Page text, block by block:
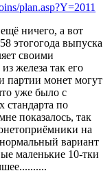
plan.asp?Y=2011
ничего, а вот
этогогода выпуска
своими
железа так его
партии монет могут
уже было с
по
показалось, так
на
вариант
маленькие 10-тки